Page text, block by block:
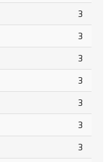
3
3
3
3
3
3
3